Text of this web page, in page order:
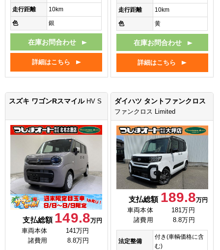
走行距離
10km
色
銀
在庫お問合わせ
詳細はこちら
走行距離
10km
色
黄
在庫お問合わせ
詳細はこちら
スズキ ワゴンRスマイル HV S
支払総額 149.8万円
車両本体
141万円
諸費用
8.8万円
ダイハツ タントファンクロス
ファンクロス Limited
支払総額 189.8万円
車両本体
181万円
諸費用
8.8万円
法定整備
付き(車輌価格に含
む)